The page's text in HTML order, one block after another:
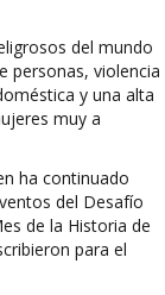
del mundo
personas, violencia
y una alta
muy a
ha continuado
del Desafío
de la Historia de
para el